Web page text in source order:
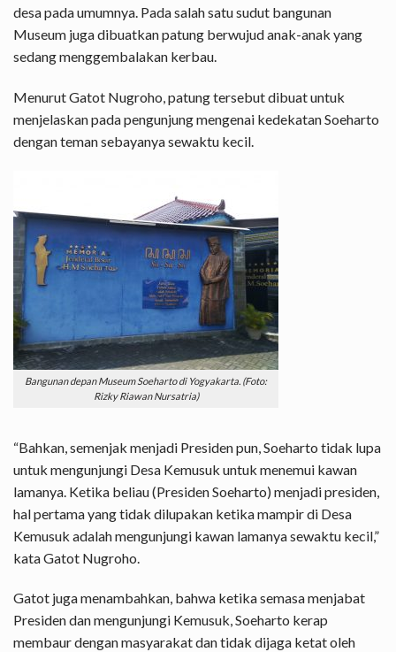
desa pada umumnya. Pada salah satu sudut bangunan
Museum juga dibuatkan patung berwujud anak-anak yang
sedang menggembalakan kerbau.
Menurut Gatot Nugroho, patung tersebut dibuat untuk
menjelaskan pada pengunjung mengenai kedekatan Soeharto
dengan teman sebayanya sewaktu kecil.
Bangunan depan Museum Soeharto di Yogyakarta. (Foto:
Rizky Riawan Nursatria)
“Bahkan, semenjak menjadi Presiden pun, Soeharto tidak lupa
untuk mengunjungi Desa Kemusuk untuk menemui kawan
lamanya. Ketika beliau (Presiden Soeharto) menjadi presiden,
hal pertama yang tidak dilupakan ketika mampir di Desa
Kemusuk adalah mengunjungi kawan lamanya sewaktu kecil,”
kata Gatot Nugroho.
Gatot juga menambahkan, bahwa ketika semasa menjabat
Presiden dan mengunjungi Kemusuk, Soeharto kerap
membaur dengan masyarakat dan tidak dijaga ketat oleh